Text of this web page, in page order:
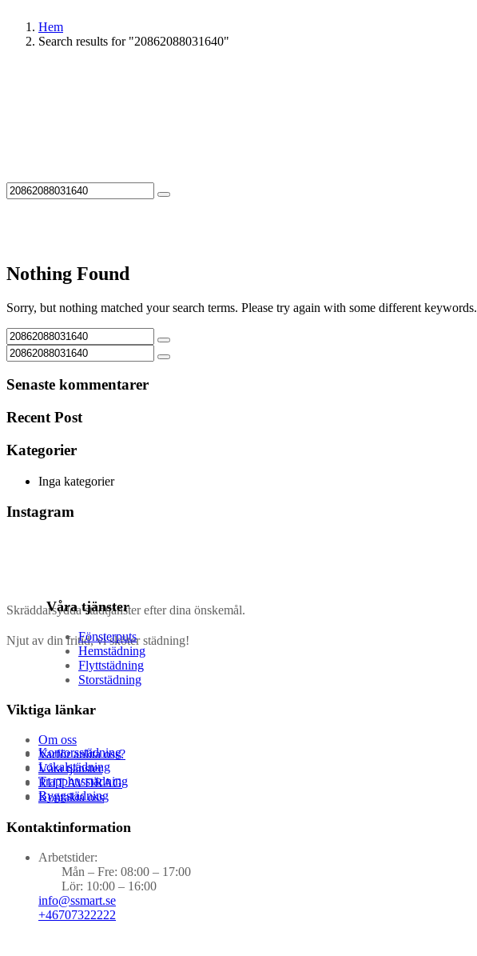
Hem
Search results for "20862088031640"
Nothing Found
Sorry, but nothing matched your search terms. Please try again with some different keywords.
Senaste kommentarer
Recent Post
Kategorier
Inga kategorier
Instagram
Skräddarsydda städtjänster efter dina önskemål.
Njut av din fritid, vi sköter städning!
Våra tjänster
Fönsterputs
Hemstädning
Flyttstädning
Storstädning
Kontorsstädning
Lokalstädning
Trapphusstädning
Byggstädning
Viktiga länkar
Om oss
Varför anlita oss?
Våra tjänster
RUT AVDRAG
Kontakta oss
Kontaktinformation
Arbetstider:
Mån – Fre: 08:00 – 17:00
Lör: 10:00 – 16:00
info@ssmart.se
+46707322222